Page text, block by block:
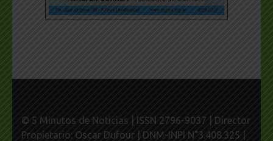
© 5 Minutos de Noticias | ISSN 2796-9037 | Director
Propietario: Oscar Dufour | DNM-INPI N°3.408.325 |